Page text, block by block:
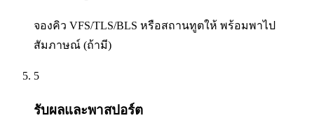
จองคิว VFS/TLS/BLS หรือสถานทูตให้ พร้อมพาไป
สัมภาษณ์ (ถ้ามี)
5
รับผลและพาสปอร์ต